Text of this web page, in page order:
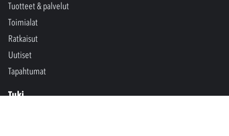
Tuotteet & palvelut
Toimialat
Ratkaisut
Uutiset
Tapahtumat
Tuki